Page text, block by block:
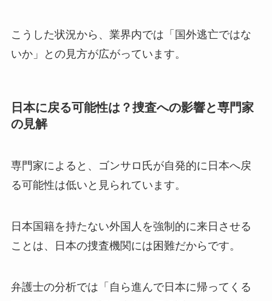
こうした状況から、業界内では「国外逃亡ではな
いか」との見方が広がっています。
日本に戻る可能性は？捜査への影響と専門家
の見解
専門家によると、ゴンサロ氏が自発的に日本へ戻
る可能性は低いと見られています。
日本国籍を持たない外国人を強制的に来日させる
ことは、日本の捜査機関には困難だからです。
弁護士の分析では「自ら進んで日本に帰ってくる